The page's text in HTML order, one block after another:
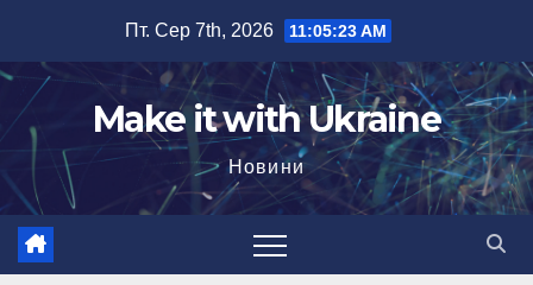
вмісту
Пт. Сер 7th, 2026 11:05:24 AM
Make it with Ukraine
Новини